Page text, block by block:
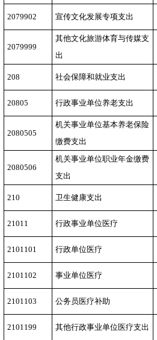
2079902 宣传文化发展专项支出
2079999
其他文化旅游体育与传媒支
出
208 社会保障和就业支出
20805 行政事业单位养老支出
2080505
机关事业单位基本养老保险
缴费支出
2080506
机关事业单位职业年金缴费
支出
210 卫生健康支出
21011 行政事业单位医疗
2101101 行政单位医疗
2101102 事业单位医疗
2101103 公务员医疗补助
2101199 其他行政事业单位医疗支出